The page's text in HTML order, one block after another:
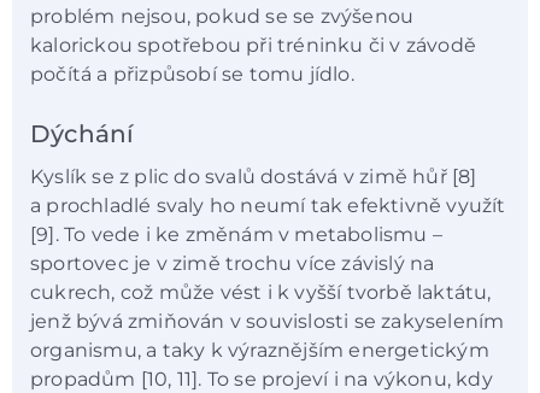
problém nejsou, pokud se se zvýšenou
kalorickou spotřebou při tréninku či v závodě
počítá a přizpůsobí se tomu jídlo.
Dýchání
Kyslík se z plic do svalů dostává v zimě hůř [8]
a prochladlé svaly ho neumí tak efektivně využít
[9]. To vede i ke změnám v metabolismu –
sportovec je v zimě trochu více závislý na
cukrech, což může vést i k vyšší tvorbě laktátu,
jenž bývá zmiňován v souvislosti se zakyselením
organismu, a taky k výraznějším energetickým
propadům [10, 11]. To se projeví i na výkonu, kdy